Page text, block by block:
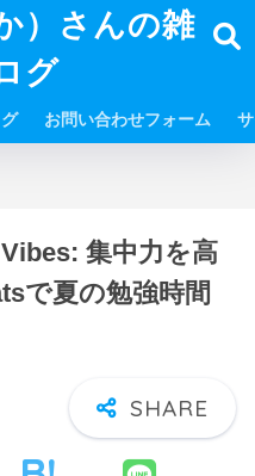
）さんの雑
グ
お問い合わせフォーム
集中力を高
で夏の勉強時間